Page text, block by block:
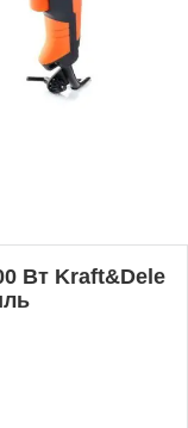
Вт Kraft&Dele